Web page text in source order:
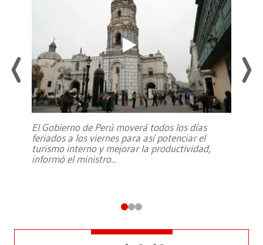
El Gobierno de Perú moverá todos los días
feriados a los viernes para así potenciar el
turismo interno y mejorar la productividad,
informó el ministro...